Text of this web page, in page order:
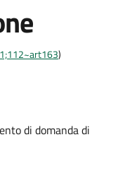
)
di domanda di